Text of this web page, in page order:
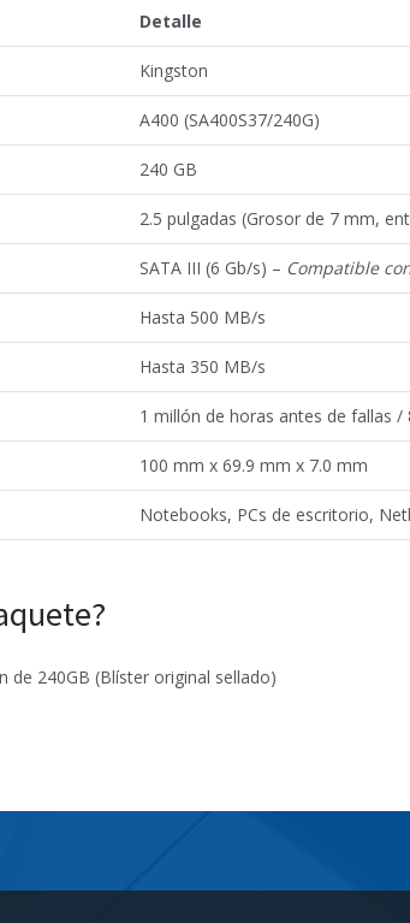
Detalle
Kingston
A400 (SA400S37/240G)
240 GB
2.5 pulgadas (Grosor de 7 mm,
SATA III (6 Gb/s) – Compatible
Hasta 500 MB/s
Hasta 350 MB/s
1 millón de horas antes de fallas /
100 mm x 69.9 mm x 7.0 mm
Notebooks, PCs de escritorio,
de 240GB (Blíster original sellado)